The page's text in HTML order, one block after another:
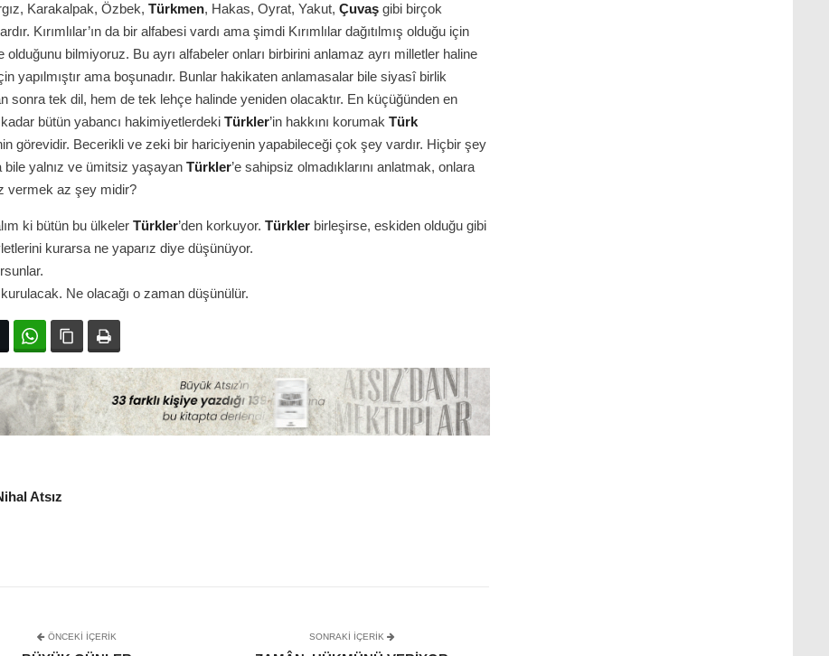
Karakalpak, Özbek, Türkmen, Hakas, Oyrat, Yakut, Çuvaş gibi birçok
Kırımlılar’ın da bir alfabesi vardı ama şimdi Kırımlılar dağıtılmış olduğu için
olduğunu bilmiyoruz. Bu ayrı alfabeler onları birbirini anlamaz ayrı milletler haline
yapılmıştır ama boşunadır. Bunlar hakikaten anlamasalar bile siyasî birlik
sonra tek dil, hem de tek lehçe halinde yeniden olacaktır. En küçüğünden en
bütün yabancı hakimiyetlerdeki Türkler’in hakkını korumak Türk
görevidir. Becerikli ve zeki bir hariciyenin yapabileceği çok şey vardır. Hiçbir şey
bile yalnız ve ümitsiz yaşayan Türkler’e sahipsiz olmadıklarını anlatmak, onlara
vermek az şey midir?
ki bütün bu ülkeler Türkler’den korkuyor. Türkler birleşirse, eskiden olduğu gibi
kurarsa ne yaparız diye düşünüyor.
kurulacak. Ne olacağı o zaman düşünülür.
Twitter WhatsAppBağlanıyı kopyala
Atsız
ÖNCEKI İÇERIK SONRAKI IÇERIK